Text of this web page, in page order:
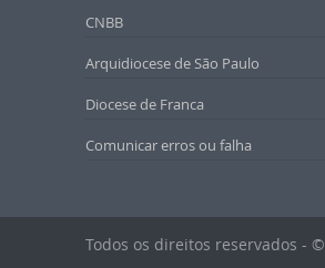
CNBB
Arquidiocese de São Paulo
Diocese de Franca
Comunicar erros ou falha
Todos os direitos reservados -